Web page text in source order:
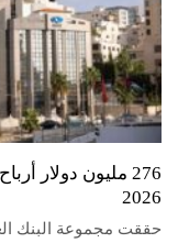
276 مليون دولار
2026
حققت مجموعة البنك